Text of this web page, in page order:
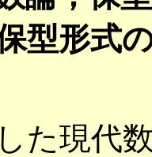
型形式
た現代